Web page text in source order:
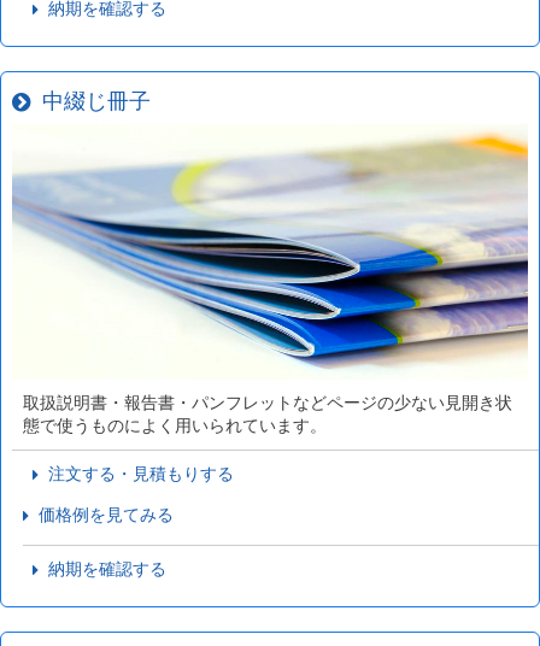
納期を確認する
中綴じ冊子
取扱説明書・報告書・パンフレットなどページの少ない見開き状
態で使うものによく用いられています。
注文する・見積もりする
価格例を見てみる
納期を確認する